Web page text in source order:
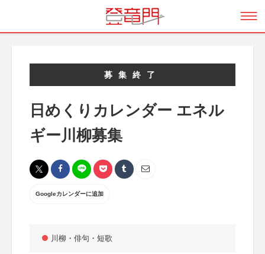
募集終了
日めくりカレンダー エネル
ギー川柳募集
Googleカレンダーに追加
川柳・俳句・短歌